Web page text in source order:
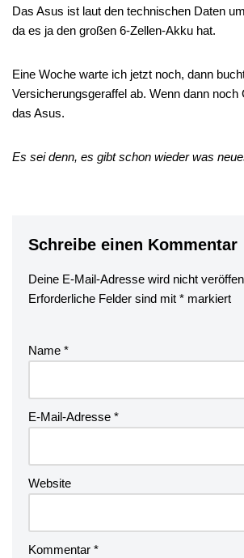
Das Asus ist laut den technischen Daten
da es ja den großen 6-Zellen-Akku hat.
Eine Woche warte ich jetzt noch, dann
Versicherungsgeraffel ab. Wenn dann noch
das Asus.
Es sei denn, es gibt schon wieder was
Schreibe einen Kommentar
Deine E-Mail-Adresse wird nicht
Erforderliche Felder sind mit * markiert
Name *
E-Mail-Adresse *
Website
Kommentar *